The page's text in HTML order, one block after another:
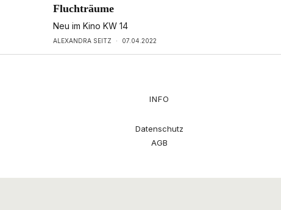
Fluchträume
Neu im Kino KW 14
ALEXANDRA SEITZ · 07.04.2022
INFO
Datenschutz
AGB